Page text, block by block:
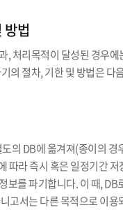
방법
, 처리목적이 달성된 경우에
의 절차, 기한 및 방법은 다
의 DB에 옮겨져(종이의 경
따라 즉시 혹은 일정기간 저
보를 파기합니다. 이 때, DB
고서는 다른 목적으로 이용